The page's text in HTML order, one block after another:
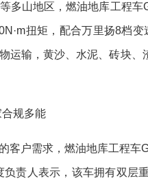
山地区，燃油地库工程车
扭矩，配合万里扬8档
运输，黄沙、水泥、砖块
规多能
户需求，燃油地库工程车
负责人表示，该车拥有双层